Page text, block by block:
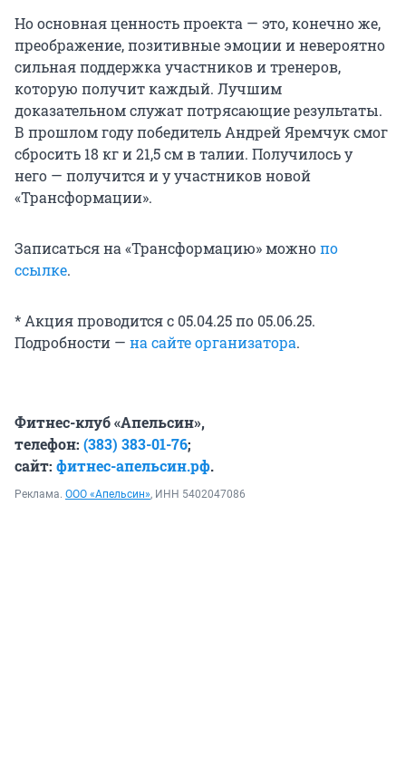
Но основная ценность проекта — это, конечно же,
преображение, позитивные эмоции и невероятно
сильная поддержка участников и тренеров,
которую получит каждый. Лучшим
доказательном служат потрясающие результаты.
В прошлом году победитель Андрей Яремчук смог
сбросить 18 кг и 21,5 см в талии. Получилось у
него — получится и у участников новой
«Трансформации».
Записаться на «Трансформацию» можнопо
ссылке.
* Акция проводится с 05.04.25 по 05.06.25.
Подробности — на сайте организатора.
Фитнес-клуб «Апельсин»,
телефон: (383) 383-01-76;
сайт: фитнес-апельсин.рф.
Реклама. ООО «Апельсин», ИНН 5402047086